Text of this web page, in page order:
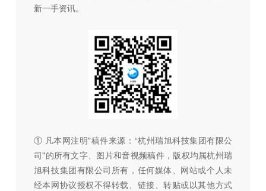
新一手资讯。
① 凡本网注明"稿件来源：“杭州瑞旭科技集团有限公
司"的所有文字、图片和音视频稿件，版权均属杭州瑞
旭科技集团有限公司所有，任何媒体、网站或个人未
经本网协议授权不得转载、链接、转贴或以其他方式